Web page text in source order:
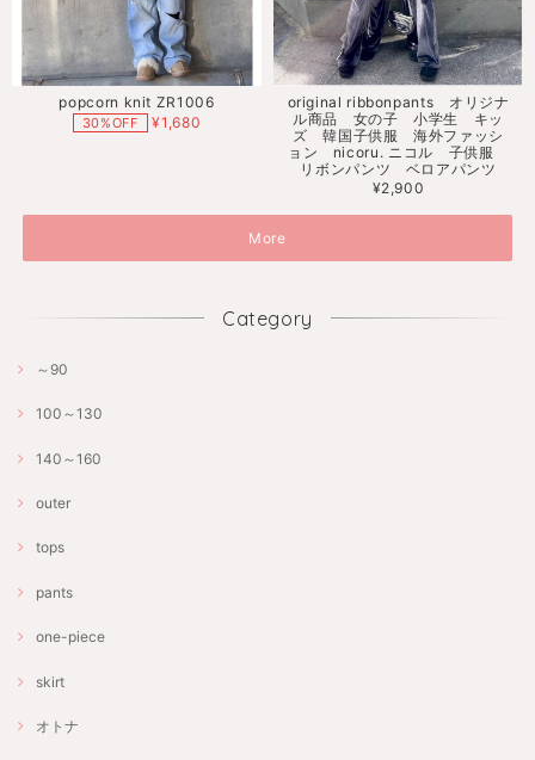
popcorn knit ZR1006
30%OFF ¥1,680
original ribbonpants オリジナ
ル商品 女の子 小学生 キッ
ズ 韓国子供服 海外ファッシ
ョン nicoru. ニコル 子供服
リボンパンツ ベロアパンツ
¥2,900
More
Category
～90
100～130
140～160
outer
tops
pants
one-piece
skirt
オトナ